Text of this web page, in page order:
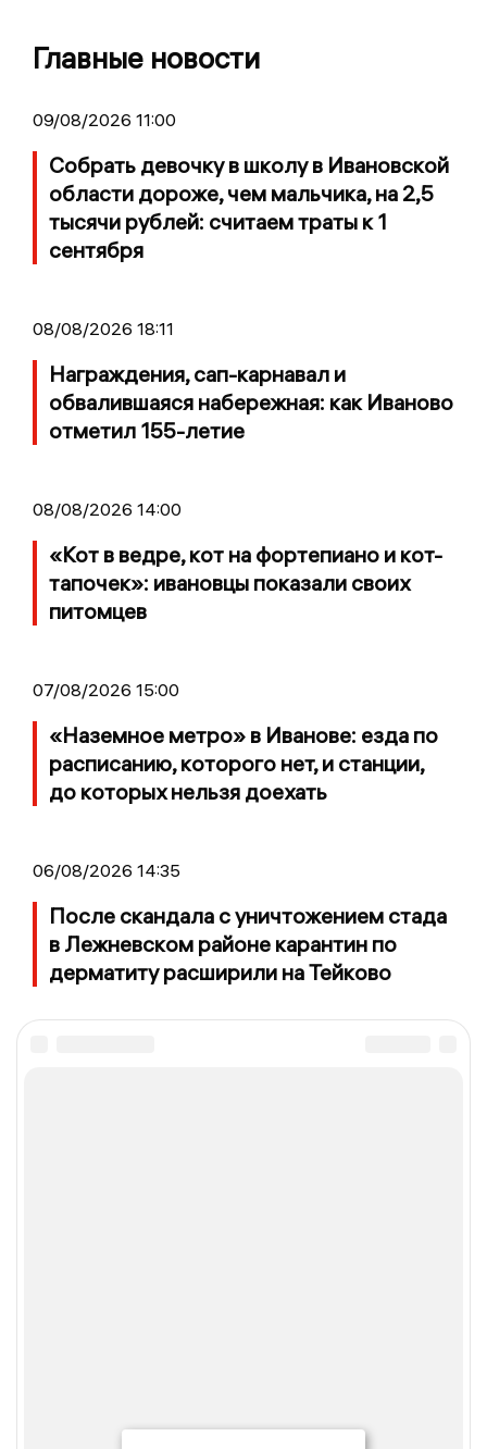
Главные новости
09/08/2026 11:00
Собрать девочку в школу в Ивановской
области дороже, чем мальчика, на 2,5
тысячи рублей: считаем траты к 1
сентября
08/08/2026 18:11
Награждения, сап-карнавал и
обвалившаяся набережная: как Иваново
отметил 155-летие
08/08/2026 14:00
«Кот в ведре, кот на фортепиано и кот-
тапочек»: ивановцы показали своих
питомцев
07/08/2026 15:00
«Наземное метро» в Иванове: езда по
расписанию, которого нет, и станции,
до которых нельзя доехать
06/08/2026 14:35
После скандала с уничтожением стада
в Лежневском районе карантин по
дерматиту расширили на Тейково